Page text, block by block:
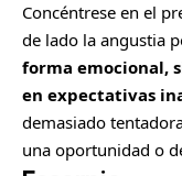
Concéntrese en el
de lado la angustia
forma emocional,
en expectativas
demasiado
una oportunidad o